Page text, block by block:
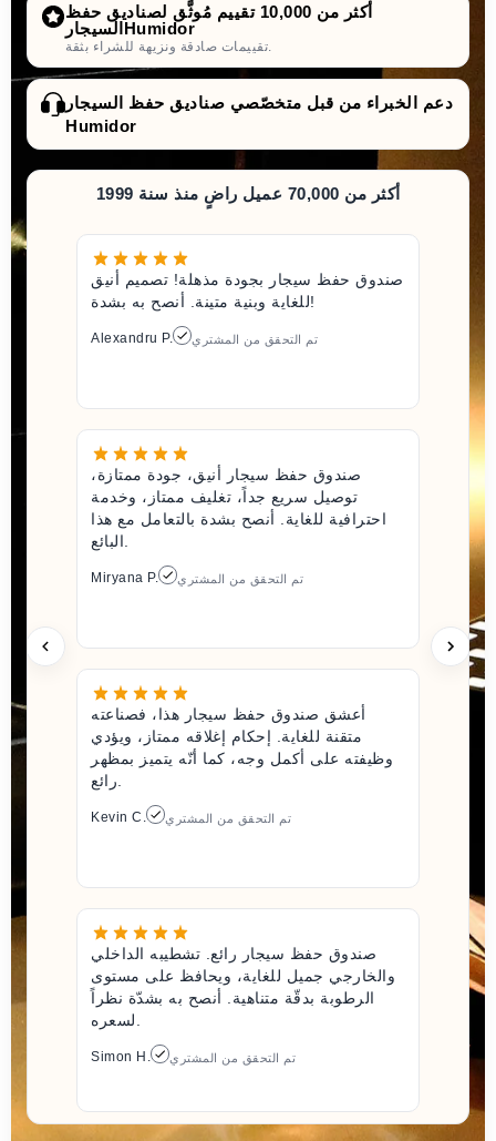
أكثر من 10,000 تقييم مُوثَّق لصناديق حفظ
السيجارHumidor
دعم الخبراء من قبل متخصّصي صناديق حفظ السيجار
Humidor
أكثر من 70,000 عميل راضٍ منذ سنة 1999
صندوق حفظ سيجار بجودة مذهلة! تصميم أنيق
للغاية وبنية متينة. أنصح به بشدة!
Alexandru P. تم التحقق من المشتري
صندوق حفظ سيجار أنيق، جودة ممتازة،
توصيل سريع جداً، تغليف ممتاز، وخدمة
احترافية للغاية. أنصح بشدة بالتعامل مع هذا
Miryana P. تم التحقق من المشتري
أعشق صندوق حفظ سيجار هذا، فصناعته
متقنة للغاية. إحكام إغلاقه ممتاز، ويؤدي
وظيفته على أكمل وجه، كما أنّه يتميز بمظهر
Kevin C. تم التحقق من المشتري
صندوق حفظ سيجار رائع. تشطيبه الداخلي
والخارجي جميل للغاية، ويحافظ على مستوى
الرطوبة بدقّة متناهية. أنصح به بشدّة نظراً
Simon H. تم التحقق من المشتري